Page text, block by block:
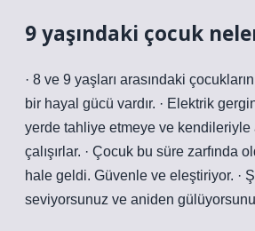
9 yaşındaki çocuk
· 8 ve 9 yaşları arasındaki
bir hayal gücü vardır. · Elektrik
yerde tahliye etmeye ve kendileriyle
çalışırlar. · Çocuk bu süre zarfında
hale geldi. Güvenle ve eleştiriyor. ·
seviyorsunuz ve aniden